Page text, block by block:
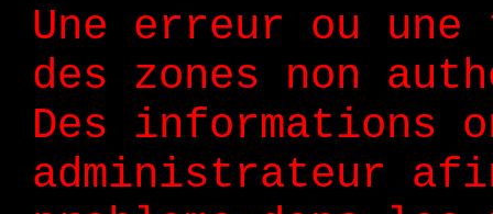
Une erreur ou
des zones non
Des informations
administrateur